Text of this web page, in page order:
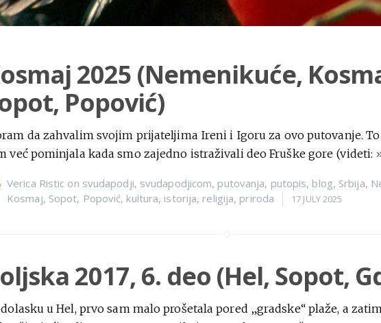
2025 (Nemenikuće,
Popović)
da zahvalim svojim prijateljima Ireni i Igoru za ovo putovanje.
već pominjala kada smo zajedno istraživali deo Fruške gore (videti:
Verica Ristic on svudapodji, svudapodjicom, putovanja, putopis, blog, Srbija,
Kosmaj, Sopot, Popović, kultura, istorija, religija, priroda 17 JULY 2025
2017, 6. deo (Hel, Sopot,
u Hel, prvo sam malo prošetala pored „gradske“ plaže, a